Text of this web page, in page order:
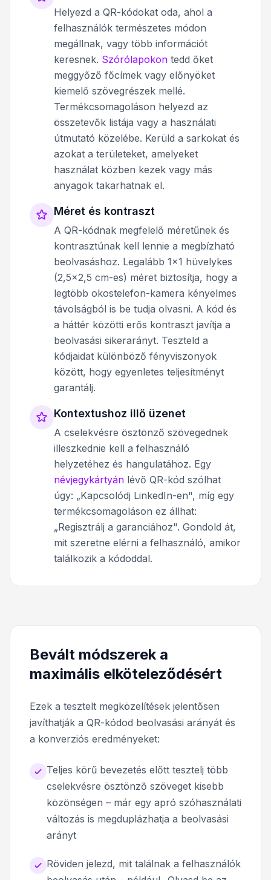
Helyezd a QR-kódokat oda, ahol a
felhasználók természetes módon
megállnak, vagy több információt
keresnek. Szórólapokon tedd őket
meggyőző főcímek vagy előnyöket
kiemelő szövegrészek mellé.
Termékcsomagoláson helyezd az
összetevők listája vagy a használati
útmutató közelébe. Kerüld a sarkokat és
azokat a területeket, amelyeket
használat közben kezek vagy más
anyagok takarhatnak el.
Méret és kontraszt
A QR-kódnak megfelelő méretűnek és
kontrasztúnak kell lennie a megbízható
beolvasáshoz. Legalább 1x1 hüvelykes
(2,5x2,5 cm-es) méret biztosítja, hogy a
legtöbb okostelefon-kamera kényelmes
távolságból is be tudja olvasni. A kód és
a háttér közötti erős kontraszt javítja a
beolvasási sikerarányt. Teszteld a
kódjaidat különböző fényviszonyok
között, hogy egyenletes teljesítményt
garantálj.
Kontextushoz illő üzenet
A cselekvésre ösztönző szövegednek
illeszkednie kell a felhasználó
helyzetéhez és hangulatához. Egy
névjegykártyán lévő QR-kód szólhat
úgy: „Kapcsolódj LinkedIn-en", míg egy
termékcsomagoláson ez állhat:
„Regisztrálj a garanciához". Gondold át,
mit szeretne elérni a felhasználó, amikor
találkozik a kódoddal.
Bevált módszerek a
maximális elköteleződésért
Ezek a tesztelt megközelítések jelentősen
javíthatják a QR-kódod beolvasási arányát és
a konverziós eredményeket:
Teljes körű bevezetés előtt tesztelj több
cselekvésre ösztönző szöveget kisebb
közönségen – már egy apró szóhasználati
változás is megduplázhatja a beolvasási
arányt
Röviden jelezd, mit találnak a felhasználók